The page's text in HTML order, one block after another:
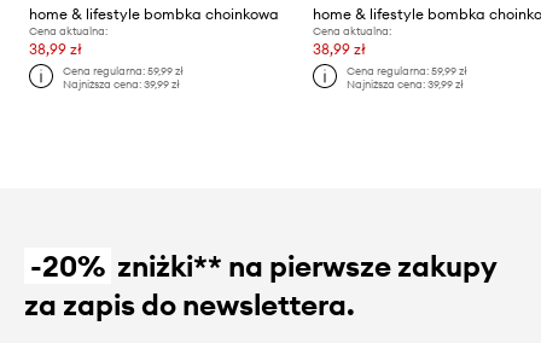
home & lifestyle bombka choinkowa
Cena aktualna:
38,99 zł
Cena regularna:59,99 zł
Najniższa cena:39,99 zł
home & lifestyle bombka
Cena aktualna:
38,99 zł
Cena regularna: 59,99 zł
Najniższa cena: 39,99 zł
-20% zniżki** na pierwsze zakupy
za zapis do newslettera.